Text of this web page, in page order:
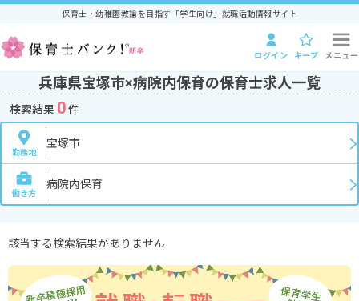
保育士・幼稚園教諭を目指す「学生向け」就職活動情報サイト
ログイン キープ メニュー
兵庫県宝塚市×病院内保育の保育士求人一覧
検索結果 0件
勤務地
宝塚市
働き方
病院内保育
該当する検索結果がありません